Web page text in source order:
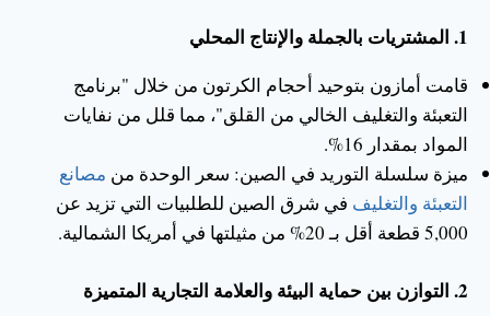
1. المشتريات بالجملة والإنتاج المحلي
قامت أمازون بتوحيد أحجام الكرتون من خلال "برنامج
التعبئة والتغليف الخالي من القلق"، مما قلل من نفايات
المواد بمقدار 16%.
ميزة سلسلة التوريد في الصين: سعر الوحدة من مصانع
التعبئة والتغليف في شرق الصين للطلبيات التي تزيد عن
5,000 قطعة أقل بـ 20% من مثيلتها في أمريكا الشمالية.
2. التوازن بين حماية البيئة والعلامة التجارية المتميزة